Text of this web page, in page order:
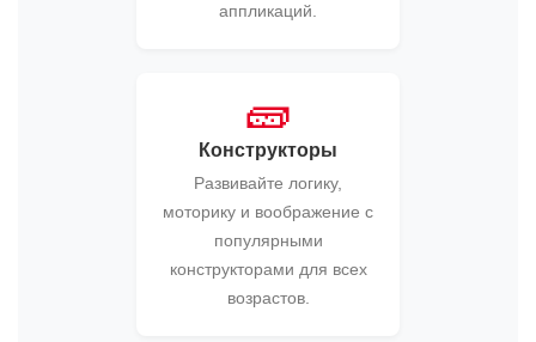
аппликаций.
🧱
Конструкторы
Развивайте логику,
моторику и воображение с
популярными
конструкторами для всех
возрастов.